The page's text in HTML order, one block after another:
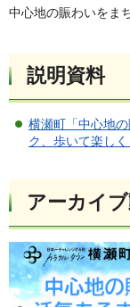
中心地の賑わいをま
説明資料
横瀬町「中心地
ク、歩いて楽し
アーカイ